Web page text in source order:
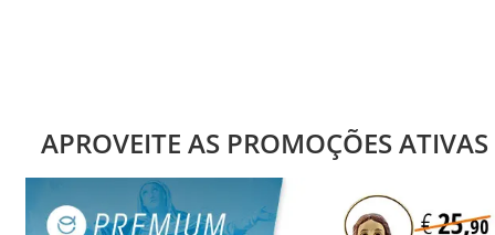
APROVEITE AS PROMOÇÕES ATIVAS